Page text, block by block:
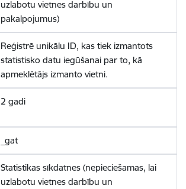
uzlabotu vietnes darbību un
pakalpojumus)
Reģistrē unikālu ID, kas tiek izmantots
statistisko datu iegūšanai par to, kā
apmeklētājs izmanto vietni.
2 gadi
_gat
Statistikas sīkdatnes (nepieciešamas, lai
uzlabotu vietnes darbību un